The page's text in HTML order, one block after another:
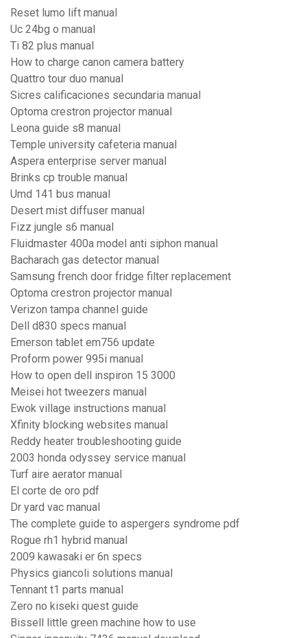
Reset lumo lift manual
Uc 24bg o manual
Ti 82 plus manual
How to charge canon camera battery
Quattro tour duo manual
Sicres calificaciones secundaria manual
Optoma crestron projector manual
Leona guide s8 manual
Temple university cafeteria manual
Aspera enterprise server manual
Brinks cp trouble manual
Umd 141 bus manual
Desert mist diffuser manual
Fizz jungle s6 manual
Fluidmaster 400a model anti siphon manual
Bacharach gas detector manual
Samsung french door fridge filter replacement
Optoma crestron projector manual
Verizon tampa channel guide
Dell d830 specs manual
Emerson tablet em756 update
Proform power 995i manual
How to open dell inspiron 15 3000
Meisei hot tweezers manual
Ewok village instructions manual
Xfinity blocking websites manual
Reddy heater troubleshooting guide
2003 honda odyssey service manual
Turf aire aerator manual
El corte de oro pdf
Dr yard vac manual
The complete guide to aspergers syndrome pdf
Rogue rh1 hybrid manual
2009 kawasaki er 6n specs
Physics giancoli solutions manual
Tennant t1 parts manual
Zero no kiseki quest guide
Bissell little green machine how to use